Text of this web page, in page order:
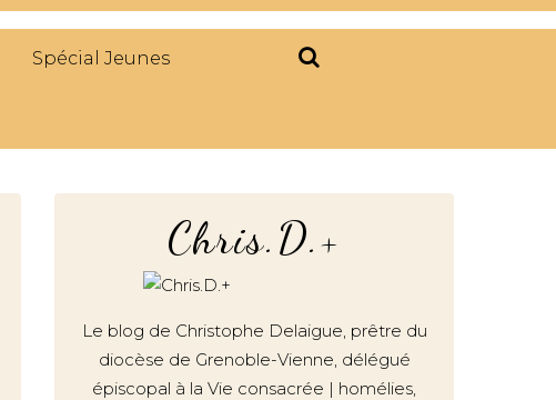
Spécial Jeunes
Chris.D.+
Le blog de Christophe Delaigue, prêtre du
diocèse de Grenoble-Vienne, délégué
épiscopal à la Vie consacrée | homélies,